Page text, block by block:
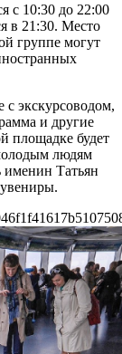
с 10:30 до 22:00
в 21:30. Место
группе могут
экскурсоводом,
и другие
площадке будет
людям
именин Татьян